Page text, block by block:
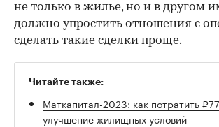
не только в жилье, но и в другом
должно упростить отношения с
сделать такие сделки проще.
Читайте также:
Маткапитал-2023: как потратить
улучшение жилищных условий